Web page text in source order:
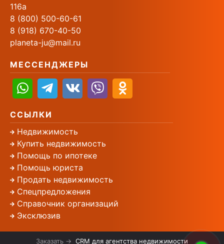
116а
8 (800) 500-60-61
8 (918) 670-40-50
planeta-ju@mail.ru
МЕССЕНДЖЕРЫ
ССЫЛКИ
Недвижимость
Купить недвижимость
Помощь по ипотеке
Помощь юриста
Продать недвижимость
Спецпредложения
Справочник организаций
Эксклюзив
Заказать → CRM для агентства недвижимости